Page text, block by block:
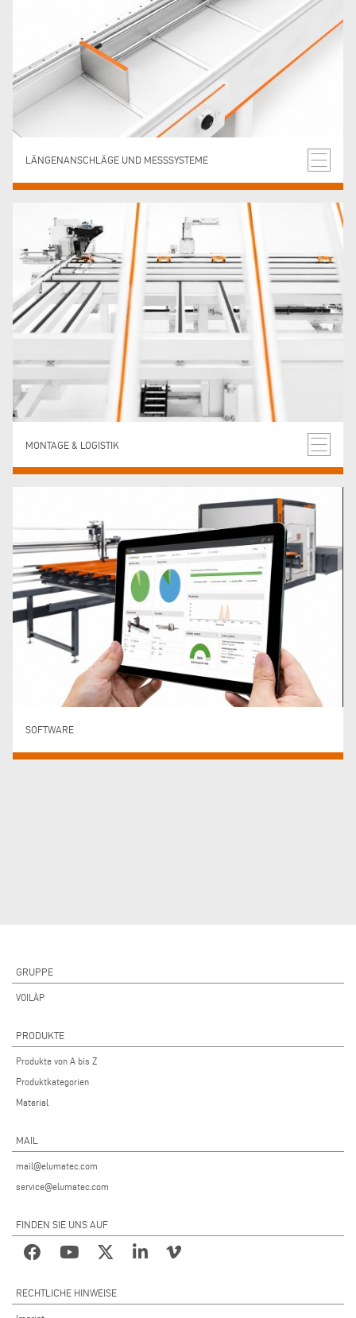
LÄNGENANSCHLÄGE UND MESSSYSTEME
MONTAGE & LOGISTIK
SOFTWARE
GRUPPE
VOILÀP
PRODUKTE
Produkte von A bis Z
Produktkategorien
Material
MAIL
mail@elumatec.com
service@elumatec.com
FINDEN SIE UNS AUF
RECHTLICHE HINWEISE